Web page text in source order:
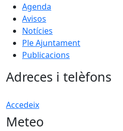
Agenda
Avisos
Notícies
Ple Ajuntament
Publicacions
Adreces i telèfons
Accedeix
Meteo